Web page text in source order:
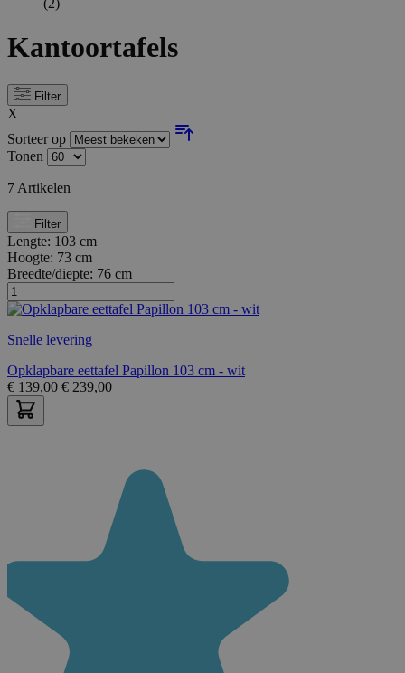
(2)
Kantoortafels
Filter
X
Sorteer op
Tonen
7 Artikelen
Filter
Lengte: 103 cm
Hoogte: 73 cm
Breedte/diepte: 76 cm
Snelle levering
Opklapbare eettafel Papillon 103 cm - wit
€ 139,00 € 239,00